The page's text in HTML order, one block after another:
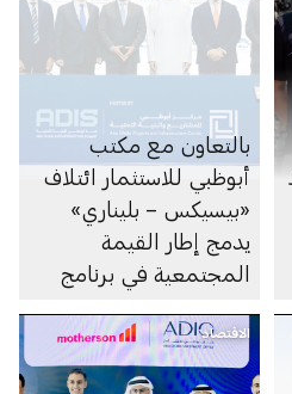
بالتعاون مع مكتب
أبوظبي للاستثمار ائتلاف
«بيسيكس – بليناري»
يدمج إطار القيمة
المجتمعية في برنامج
المدارس المنفذة وفق
نموذج الشراكة بين
الاقتصاد